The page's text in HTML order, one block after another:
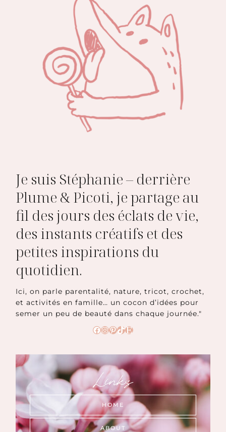
Je suis Stéphanie – derrière
Plume & Picoti, je partage au
fil des jours des éclats de vie,
des instants créatifs et des
petites inspirations du
quotidien.
Ici, on parle parentalité, nature, tricot, crochet,
et activités en famille… un cocon d’idées pour
semer un peu de beauté dans chaque journée."
Facebook
Instagram
Pinterest
TikTok
Etsy
Links
HOME
ABOUT